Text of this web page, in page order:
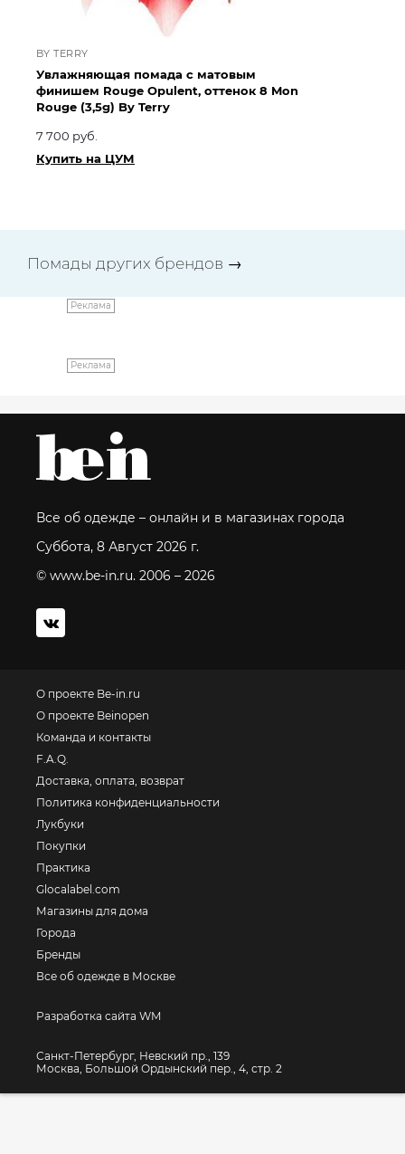
BY TERRY
Увлажняющая помада с матовым
финишем Rouge Opulent, оттенок 8 Mon
Rouge (3,5g) By Terry
7 700 руб.
Купить на ЦУМ
Помады других брендов →
Реклама
Реклама
Все об одежде – онлайн и в магазинах города
Суббота, 8 Август 2026 г.
© www.be-in.ru. 2006 – 2026
О проекте Be-in.ru
О проекте Beinopen
Команда и контакты
F.A.Q.
Доставка, оплата, возврат
Политика конфиденциальности
Лукбуки
Покупки
Практика
Glocalabel.com
Магазины для дома
Города
Бренды
Все об одежде в Москве
Разработка сайта WM
Санкт-Петербург, Невский пр., 139
Москва, Большой Ордынский пер., 4, стр. 2